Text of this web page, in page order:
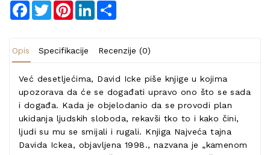
Facebook
TwitterPinterestLinkedIn
Opis Specifikacije Recenzije (0)
Već desetljećima, David Icke piše knjige u kojima
upozorava da će se događati upravo ono što se sada
i događa. Kada je objelodanio da se provodi plan
ukidanja ljudskih sloboda, rekavši tko to i kako čini,
ljudi su mu se smijali i rugali. Knjiga Najveća tajna
Davida Ickea, objavljena 1998., nazvana je „kamenom